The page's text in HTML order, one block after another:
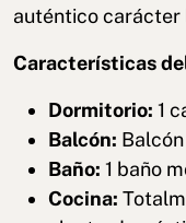
auténtico carácter
Características
Dormitorio: 1
Balcón:
Baño: 1 baño
Cocina: